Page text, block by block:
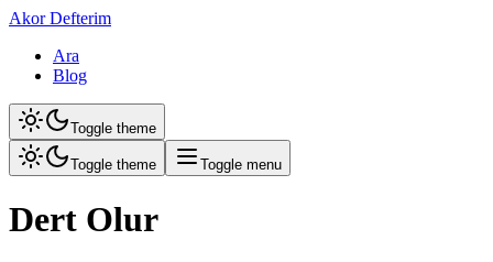
Akor Defterim
Ara
Blog
Toggle theme
Toggle theme Toggle menu
Dert Olur